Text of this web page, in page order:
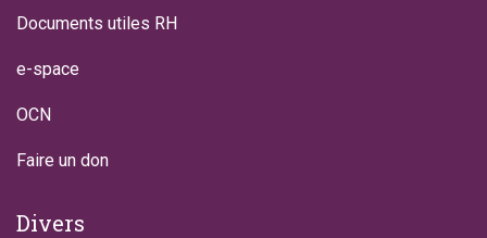
Documents utiles RH
e-space
OCN
Faire un don
Divers